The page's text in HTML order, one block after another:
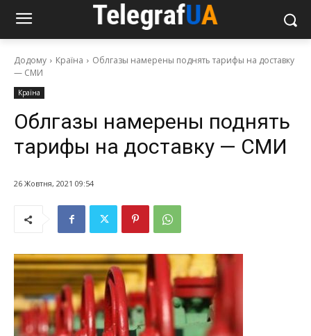
Додому Країна
Облгазы намерены поднять тарифы на доставку
— СМИ
Країна
Облгазы намерены поднять
тарифы на доставку — СМИ
26 Жовтня, 2021 09:54